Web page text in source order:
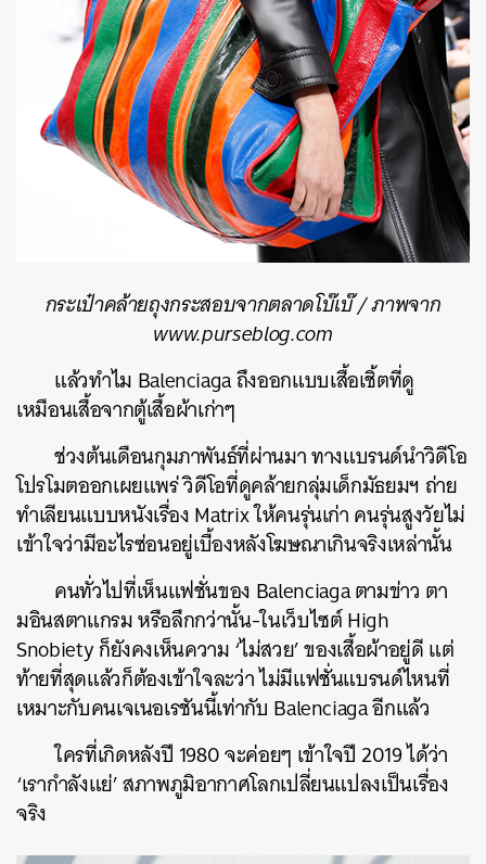
กระเป๋าคล้ายถุงกระสอบจากตลาดโบ๊เบ๊ / ภาพจาก
www.purseblog.com
แล้วทำไม Balenciaga ถึงออกแบบเสื้อเชิ้ตที่ดู
เหมือนเสื้อจากตู้เสื้อผ้าเก่าๆ
ช่วงต้นเดือนกุมภาพันธ์ที่ผ่านมา ทางแบรนด์นำวิดีโอ
โปรโมตออกเผยแพร่ วิดีโอที่ดูคล้ายกลุ่มเด็กมัธยมฯ ถ่าย
ทำเลียนแบบหนังเรื่อง Matrix ให้คนรุ่นเก่า คนรุ่นสูงวัยไม่
เข้าใจว่ามีอะไรซ่อนอยู่เบื้องหลังโฆษณาเกินจริงเหล่านั้น
คนทั่วไปที่เห็นแฟชั่นของ Balenciaga ตามข่าว ตา
มอินสตาแกรม หรือลึกกว่านั้น-ในเว็บไซต์ High
Snobiety ก็ยังคงเห็นความ ‘ไม่สวย’ ของเสื้อผ้าอยู่ดี แต่
ท้ายที่สุดแล้วก็ต้องเข้าใจละว่า ไม่มีแฟชั่นแบรนด์ไหนที่
เหมาะกับคนเจเนอเรชันนี้เท่ากับ Balenciaga อีกแล้ว
ใครที่เกิดหลังปี 1980 จะค่อยๆ เข้าใจปี 2019 ได้ว่า
‘เรากำลังแย่’ สภาพภูมิอากาศโลกเปลี่ยนแปลงเป็นเรื่อง
จริง